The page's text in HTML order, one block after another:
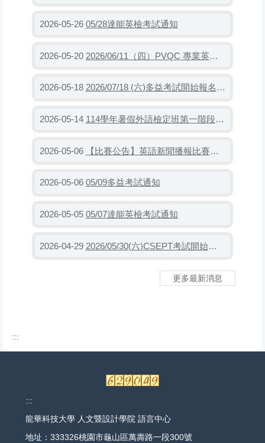
2026-05-26 05/28達能英檢考試通知
2026-05-20 2026/06/11（四）PVQC 專業英文詞彙能力檢定考試（05/20~06/01）
2026-05-18 2026/07/18 (六)多益考試開始報名(05/18~06/29)
2026-05-14 114學年暑假外語檢定班第一階段開成並於05/15繳費開始
2026-05-06 【比賽公告】英語新聞播報比賽：增進演講實力，贏取豐富獎金!
2026-05-06 05/09多益考試通知
2026-05-05 05/07達能英檢考試通知
2026-04-29 2026/05/30(六)CSEPT考試開始報名(03/23-05/03)
更多最新消息
:::
:::
龍華科技大學 人文暨設計學院 語言中心
地址：333326桃園市龜山區萬壽路一段300號